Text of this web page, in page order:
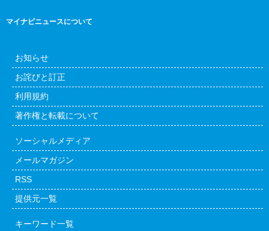
マイナビニュースについて
お知らせ
お詫びと訂正
利用規約
著作権と転載について
ソーシャルメディア
メールマガジン
RSS
提供元一覧
キーワード一覧